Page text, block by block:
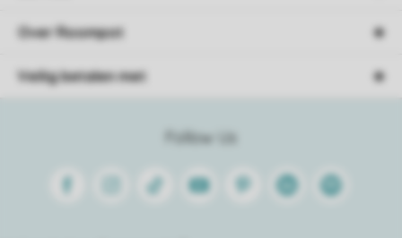
Follow Us
FacebookInstagram
Tiktok Youtube PinterestLinkedinSpotify
Over Roompot
Veilig betalen met